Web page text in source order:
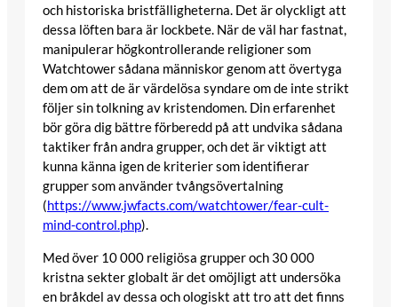
och historiska bristfälligheterna. Det är olyckligt att
dessa löften bara är lockbete. När de väl har fastnat,
manipulerar högkontrollerande religioner som
Watchtower sådana människor genom att övertyga
dem om att de är värdelösa syndare om de inte strikt
följer sin tolkning av kristendomen. Din erfarenhet
bör göra dig bättre förberedd på att undvika sådana
taktiker från andra grupper, och det är viktigt att
kunna känna igen de kriterier som identifierar
grupper som använder tvångsövertalning
(https://www.jwfacts.com/watchtower/fear-cult-
mind-control.php).
Med över 10 000 religiösa grupper och 30 000
kristna sekter globalt är det omöjligt att undersöka
en bråkdel av dessa och ologiskt att tro att det finns